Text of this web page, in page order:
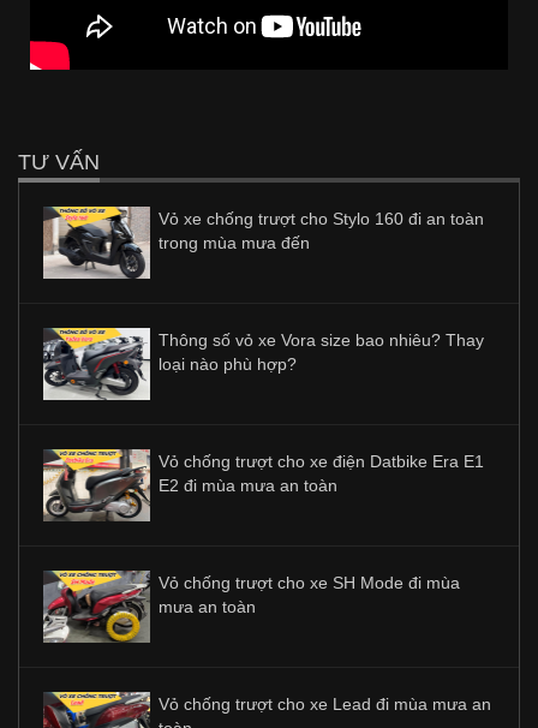
TƯ VẤN
Vỏ xe chống trượt cho Stylo 160 đi an toàn
trong mùa mưa đến
Thông số vỏ xe Vora size bao nhiêu? Thay
loại nào phù hợp?
Vỏ chống trượt cho xe điện Datbike Era E1
E2 đi mùa mưa an toàn
Vỏ chống trượt cho xe SH Mode đi mùa
mưa an toàn
Vỏ chống trượt cho xe Lead đi mùa mưa an